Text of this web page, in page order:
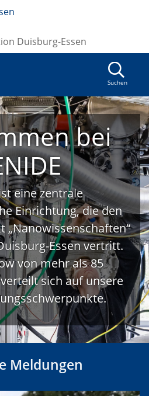
Duisburg-Essen
Suchen
bei
eine zentrale
Einrichtung, die den
Essen vertritt.
von mehr als 85
sich auf unsere
Meldungen